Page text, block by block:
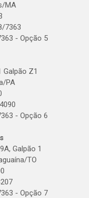
MA
7363
- Opção 5
Galpão Z1
PA
- Opção 6
Galpão 1
TO
- Opção 7